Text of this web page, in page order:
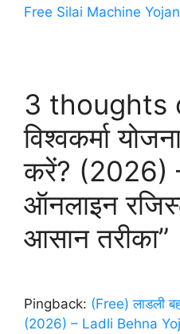
Free Silai Machine
3 thoughts
विश्वकर्मा
करें? (2026)
ऑनलाइन
आसान तरीका”
Pingback: (Free) लाडली
(2026) – Ladli Behna